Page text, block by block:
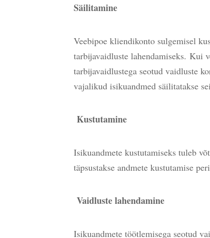
Säilitamine
Veebipoe kliendikonto sulgemisel
tarbijavaidluste lahendamiseks. Kui
tarbijavaidlustega seotud vaidluste
vajalikud isikuandmed säilitatakse
Kustutamine
Isikuandmete kustutamiseks tuleb
täpsustakse andmete kustutamise
Vaidluste lahendamine
Isikuandmete töötlemisega seotud